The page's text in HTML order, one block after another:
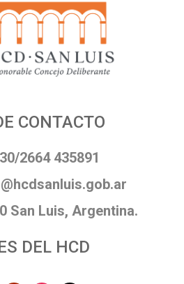
CONTACTO
2664 435891
San Luis, Argentina.
DEL HCD